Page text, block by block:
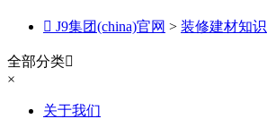
 J9集团(china)官网 > 装修建材知识
全部分类
×
关于我们